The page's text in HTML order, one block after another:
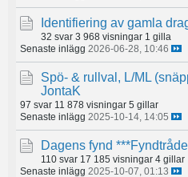
Identifiering av gamla
32 svar 3 968 visningar 1 gilla
Senaste inlägg 2026-06-28, 10:46
Spö- & rullval, L/ML
JontaK
97 svar 11 878 visningar 5 gillar
Senaste inlägg 2025-10-14, 14:05
Dagens fynd
110 svar 17 185 visningar 4 gillar
Senaste inlägg 2025-10-07, 01:13